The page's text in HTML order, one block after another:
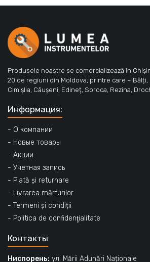
Produsele noastre se comercializează în
20 de regiuni din Moldova, printre care – Bălți,
Cimișlia, Căușeni, Edineț, Soroca, Rezina,
Информация:
- О компании
- Новые товары
- Акции
- Учетная запись
- Plată și returnare
- Livrarea mărfurilor
- Termeni și condiții
- Politica de confidenţialitate
Контакты
Ниспорень: ул. Mării Adunări Naționale